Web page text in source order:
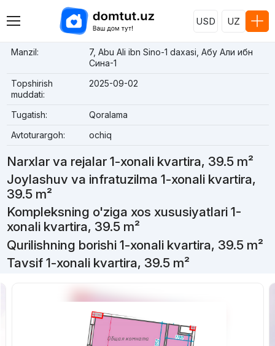
USD UZ
Manzil:
7, Abu Ali ibn Sino-1 daxasi, Абу Али ибн
Сина-1
Topshirish
muddati:
2025-09-02
Tugatish:
Qoralama
Avtoturargoh:
ochiq
Narxlar va rejalar 1-xonali kvartira, 39.5 m²
Joylashuv va infratuzilma 1-xonali kvartira,
39.5 m²
Kompleksning o'ziga xos xususiyatlari 1-
xonali kvartira, 39.5 m²
Qurilishning borishi 1-xonali kvartira, 39.5 m²
Tavsif 1-xonali kvartira, 39.5 m²